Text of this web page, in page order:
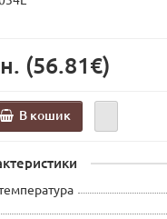
(56.81€)
В кошик